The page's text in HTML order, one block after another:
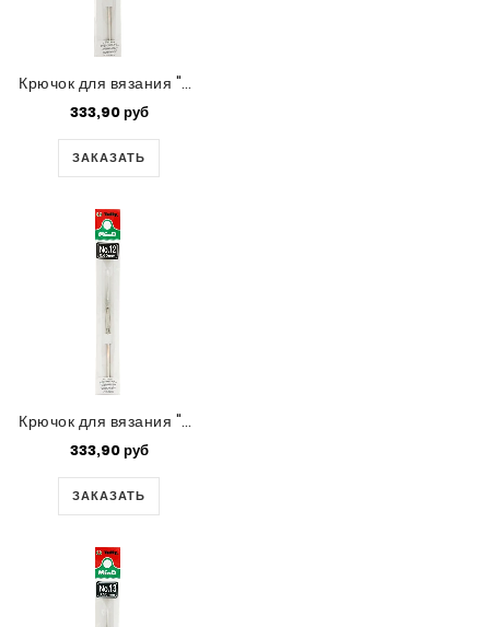
Крючок для вязания "Mind" Tulip,0.7 мм
333,90 руб
ЗАКАЗАТЬ
Крючок для вязания "Mind" Tulip,0.6 мм
333,90 руб
ЗАКАЗАТЬ